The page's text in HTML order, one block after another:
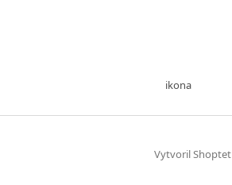
ikona
Vytvoril Shoptet